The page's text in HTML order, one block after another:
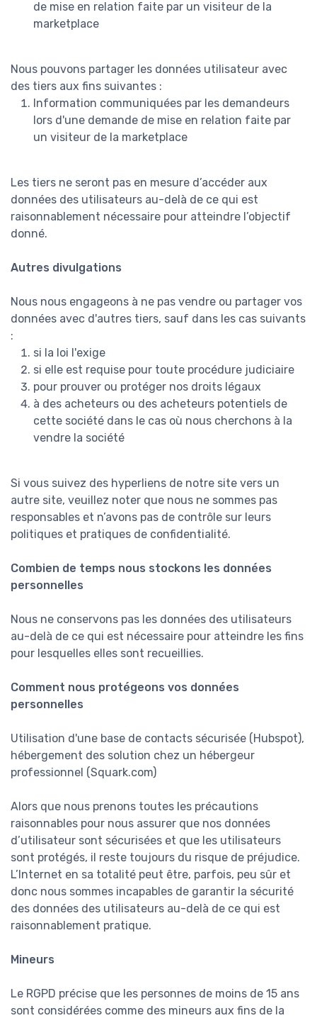
de mise en relation faite par un visiteur de la
marketplace
Nous pouvons partager les données utilisateur avec
des tiers aux fins suivantes :
Information communiquées par les demandeurs
lors d'une demande de mise en relation faite par
un visiteur de la marketplace
Les tiers ne seront pas en mesure d’accéder aux
données des utilisateurs au-delà de ce qui est
raisonnablement nécessaire pour atteindre l’objectif
donné.
Autres divulgations
Nous nous engageons à ne pas vendre ou partager vos
données avec d'autres tiers, sauf dans les cas suivants
:
si la loi l'exige
si elle est requise pour toute procédure judiciaire
pour prouver ou protéger nos droits légaux
à des acheteurs ou des acheteurs potentiels de
cette société dans le cas où nous cherchons à la
vendre la société
Si vous suivez des hyperliens de notre site vers un
autre site, veuillez noter que nous ne sommes pas
responsables et n’avons pas de contrôle sur leurs
politiques et pratiques de confidentialité.
Combien de temps nous stockons les données
personnelles
Nous ne conservons pas les données des utilisateurs
au-delà de ce qui est nécessaire pour atteindre les fins
pour lesquelles elles sont recueillies.
Comment nous protégeons vos données
personnelles
Utilisation d'une base de contacts sécurisée (Hubspot),
hébergement des solution chez un hébergeur
professionnel (Squark.com)
Alors que nous prenons toutes les précautions
raisonnables pour nous assurer que nos données
d’utilisateur sont sécurisées et que les utilisateurs
sont protégés, il reste toujours du risque de préjudice.
L’Internet en sa totalité peut être, parfois, peu sûr et
donc nous sommes incapables de garantir la sécurité
des données des utilisateurs au-delà de ce qui est
raisonnablement pratique.
Mineurs
Le RGPD précise que les personnes de moins de 15 ans
sont considérées comme des mineurs aux fins de la